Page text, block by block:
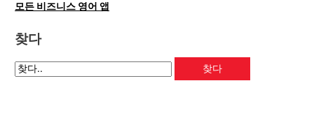
모든 비즈니스 영어 앱
찾다